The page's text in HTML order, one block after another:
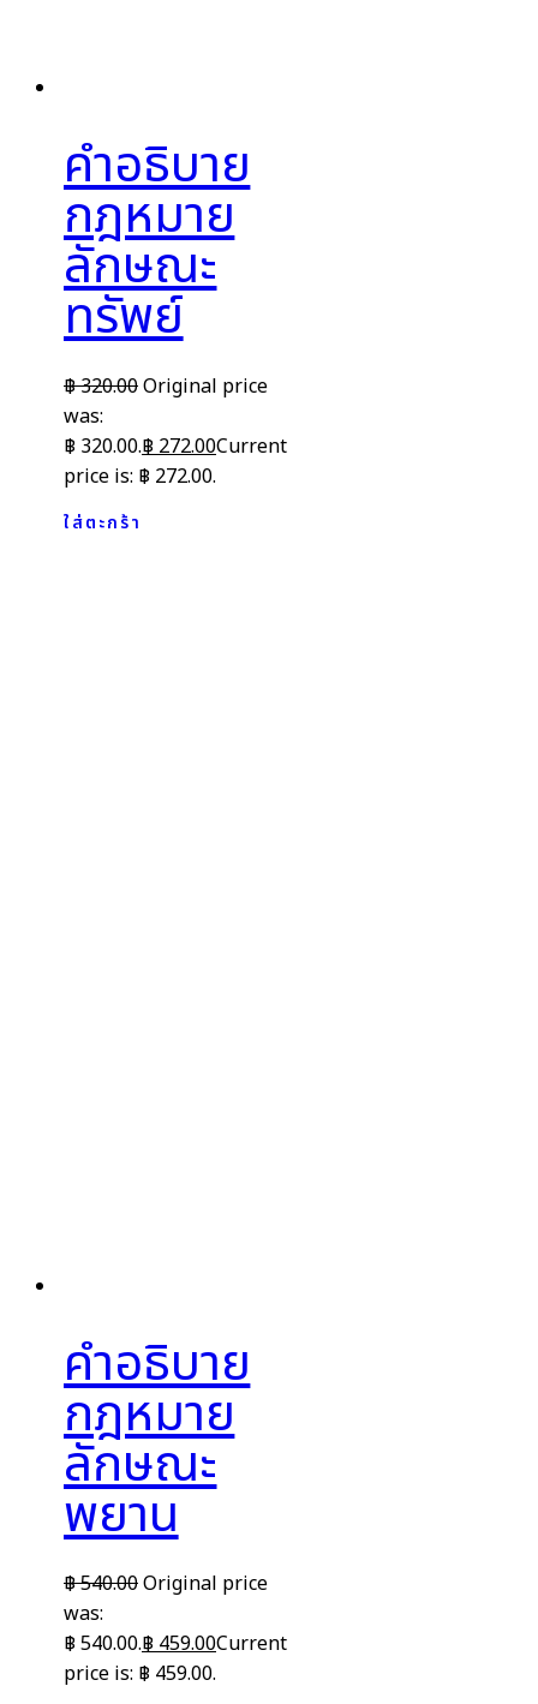
คำอธิบาย
กฎหมาย
ลักษณะ
ทรัพย์
฿320.00Original price
was:
฿ 320.00.฿ 272.00Current
price is: ฿ 272.00.
ใส่ตะกร้า
คำอธิบาย
กฎหมาย
ลักษณะ
พยาน
฿540.00Original price
was:
฿ 540.00.฿459.00Current
price is: ฿ 459.00.